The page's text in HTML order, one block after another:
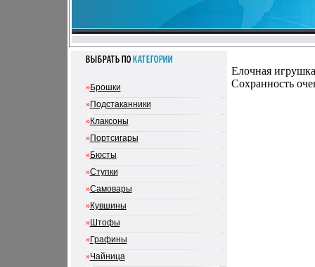
»Брошки
»Подстаканники
»Клаксоны
»Портсигары
»Бюсты
»Ступки
»Самовары
»Кувшины
»Штофы
»Графины
»Чайница
Елочная
Сохранность